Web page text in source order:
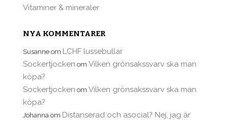
Vitaminer & mineraler
NYA KOMMENTARER
Susanne om LCHF lussebullar
Sockertjocken om Vilken grönsakssvarv ska man
köpa?
Sockertjocken om Vilken grönsakssvarv ska man
köpa?
Johanna om Distanserad och asocial? Nej, jag är